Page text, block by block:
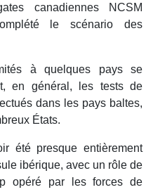
canadiennes NCSM
le scénario des
à quelques pays se
en général, les tests de
dans les pays baltes,
États.
été presque entièrement
ibérique, avec un rôle de
opéré par les forces de